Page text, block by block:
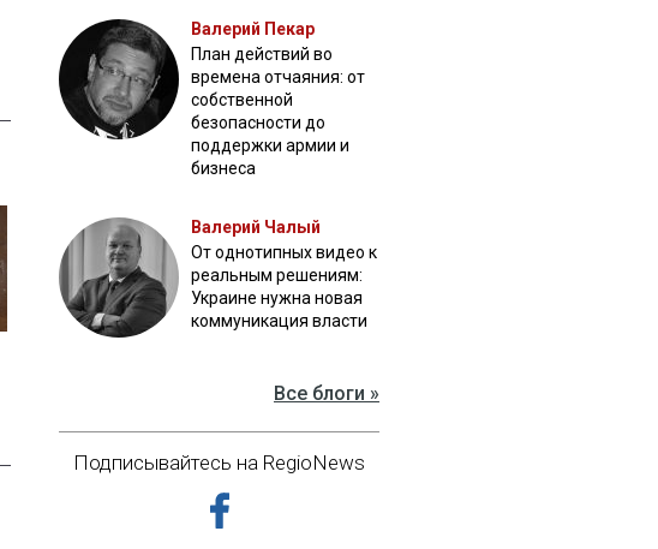
Валерий Пекар
План действий во
времена отчаяния: от
собственной
безопасности до
поддержки армии и
бизнеса
Валерий Чалый
От однотипных видео к
реальным решениям:
Украине нужна новая
коммуникация власти
Все блоги »
Подписывайтесь на RegioNews